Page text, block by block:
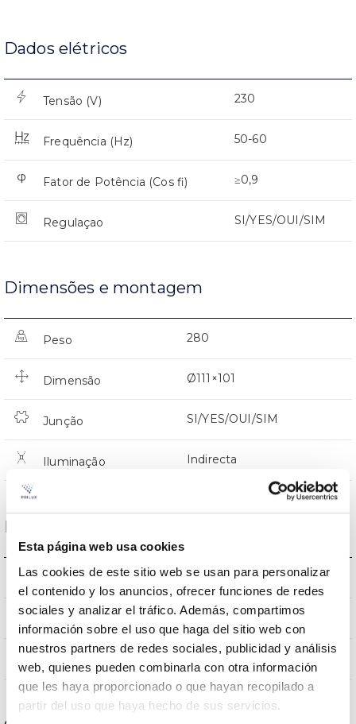
Esta página web usa cookies
Las cookies de este sitio web se usan para personalizar
el contenido y los anuncios, ofrecer funciones de redes
sociales y analizar el tráfico. Además, compartimos
información sobre el uso que haga del sitio web con
nuestros partners de redes sociales, publicidad y análisis
web, quienes pueden combinarla con otra información
que les haya proporcionado o que hayan recopilado a
partir del uso que haya hecho de sus servicios.
Dados elétricos
Tensão (V) 230
Frequência (Hz) 50-60
Fator de Potência (Cos fi) ≥0,9
Regulaçao SI/YES/OUI/SIM
Dimensões e montagem
Peso 280
Dimensão Ø111×101
Junção SI/YES/OUI/SIM
Iluminação Indirecta
Dados ópticos
Temperatura de cor 3000k
CRI Índice de repr. cromática ≥80
Angulo de abertura